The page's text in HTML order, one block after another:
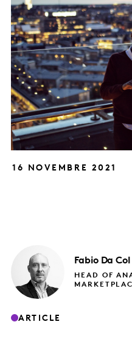
16 NOVEMBRE 2021
Fabio Da Col
HEAD OF
ARTICLE